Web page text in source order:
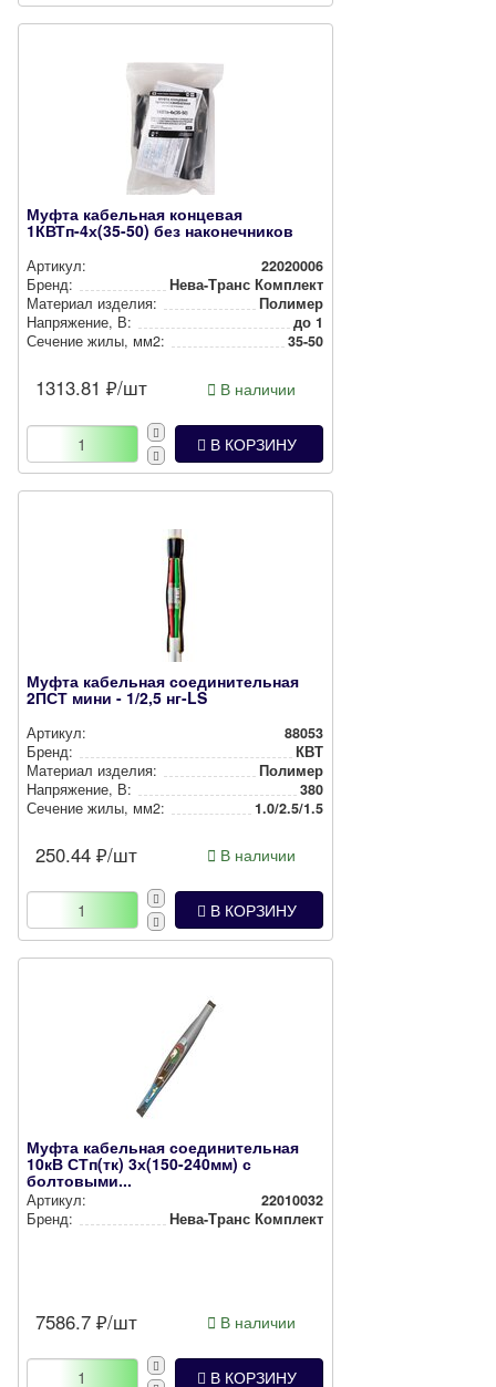
Муфта кабельная концевая
1КВТп-4х(35-50) без наконечников
Артикул:
22020006
Бренд:
Нева-Транс Комплект
Материал изделия:
Полимер
Нап­ря­же­ние, В:
до 1
Сечение жилы, мм2:
35-50
1313.81 ₽/шт В наличии
В КОРЗИНУ
Муфта кабельная соединительная
2ПСТ мини - 1/2,5 нг-LS
Артикул:
88053
Бренд:
КВТ
Материал изделия:
Полимер
Нап­ря­же­ние, В:
380
Сечение жилы, мм2:
1.0/2.5/1.5
250.44 ₽/шт В наличии
В КОРЗИНУ
Муфта кабельная соединительная
10кВ СТп(тк) 3х(150-240мм) с
болтовыми...
Артикул:
22010032
Бренд:
Нева-Транс Комплект
7586.7 ₽/шт В наличии
В КОРЗИНУ